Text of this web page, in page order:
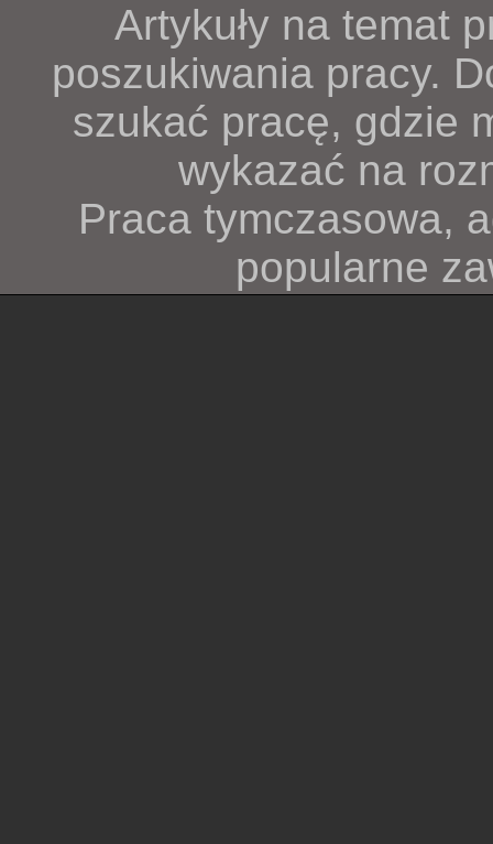
Artykuły na temat
poszukiwania pracy.
szukać pracę, gdzie
wykazać na
Praca tymczasowa,
popularne